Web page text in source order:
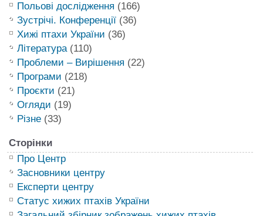
Польові дослідження (166)
Зустрічі. Конференції(36)
Хижі птахи України (36)
Література(110)
Проблеми – Вирішення (22)
Програми (218)
Проєкти (21)
Огляди (19)
Різне(33)
Сторінки
Про Центр
Засновники центру
Експерти центру
Статус хижих птахів України